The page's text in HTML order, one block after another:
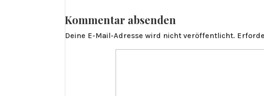
Kommentar absenden
Deine E-Mail-Adresse wird nicht veröffentlicht.